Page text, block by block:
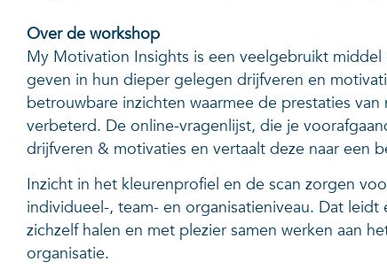
Over de workshop
My Motivation Insights is een veelgebruikt
geven in hun dieper gelegen drijfveren en
betrouwbare inzichten waarmee de prestaties
verbeterd. De online-vragenlijst, die je
drijfveren & motivaties en vertaalt deze naar een
Inzicht in het kleurenprofiel en de scan zorgen
individueel-, team- en organisatieniveau. Dat
zichzelf halen en met plezier samen werken aan
organisatie.